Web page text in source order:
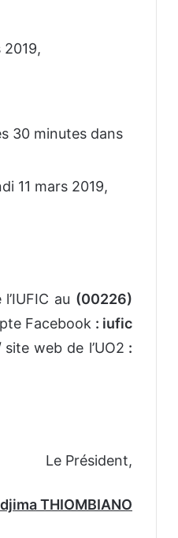
2019,
30 minutes dans
11 mars 2019,
au (00226)
Facebook : iufic
site web de l’UO2 :
Le Président,
THIOMBIANO